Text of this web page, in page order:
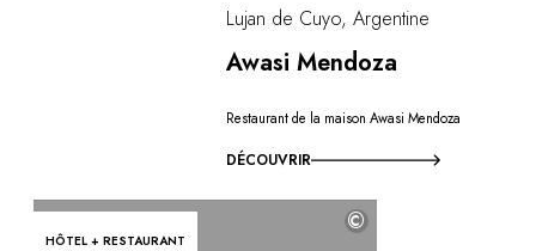
Lujan de Cuyo, Argentine
Awasi Mendoza
Restaurant de la maison Awasi Mendoza
DÉCOUVRIR
HÔTEL + RESTAURANT
©